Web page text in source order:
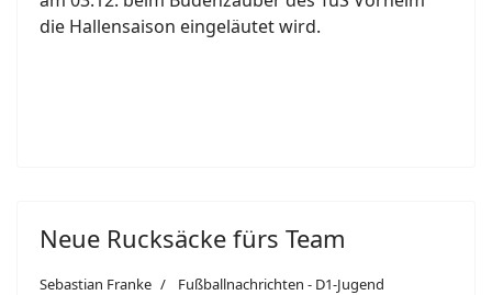
die Hallensaison eingeläutet wird.
Neue Rucksäcke fürs Team
Sebastian Franke Fußballnachrichten - D1-Jugend